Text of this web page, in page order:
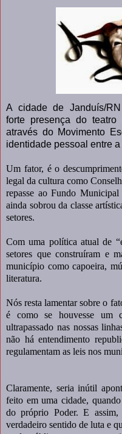
A cidade de Janduís/
forte presença do
através do Movimento
identidade pessoal entre
Um fator, é o
legal da cultura como
repasse ao Fundo
ainda sobrou da classe
setores.
Com uma política atual de
setores que construíram e
município como capoeira,
literatura.
Nós resta lamentar sobre o
é como se houvesse um
ultrapassado nas nossas
não há entendimento
regulamentam as leis nos
Claramente, seria inútil
feito em uma cidade,
do próprio Poder. E assim,
verdadeiro sentido de luta e